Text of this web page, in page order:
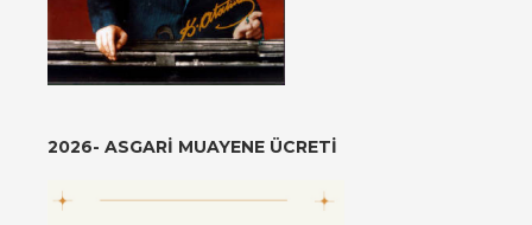
2026- ASGARI MUAYENE ÜCRETI